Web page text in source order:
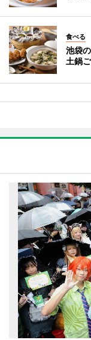
食べる
池袋
土鍋